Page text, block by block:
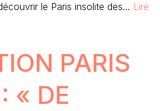
le Paris insolite des… Lire
PARIS
« DE